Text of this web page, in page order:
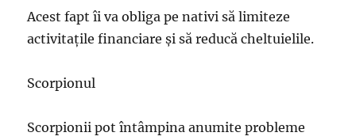
Acest fapt îi va obliga pe nativi să limiteze
activitaţile financiare şi să reducă cheltuielile.
Scorpionul
Scorpionii pot întâmpina anumite probleme